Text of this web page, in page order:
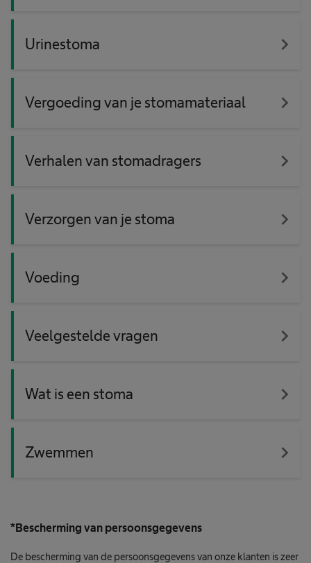
Urinestoma navigate_next
Vergoeding van je stomamateriaal navigate_next
Verhalen van stomadragers navigate_next
Verzorgen van je stoma navigate_next
Voeding navigate_next
Veelgestelde vragen navigate_next
Wat is een stoma navigate_next
Zwemmen navigate_next
*Bescherming van persoonsgegevens
De bescherming van de persoonsgegevens van onze klanten is zeer